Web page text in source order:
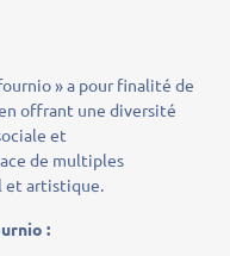
» a pour finalité de
offrant une diversité
et
de multiples
et artistique.
: